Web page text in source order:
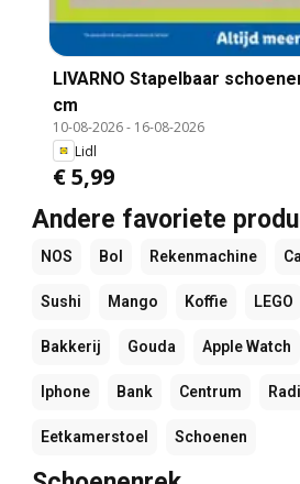
LIVARNO Stapelbaar
cm
10-08-2026- 16-08-2026
Lidl
€ 5,99
Andere favoriete
NOS Bol Rekenmachine
Sushi Mango Koffie LEGO
Bakkerij Gouda Apple Watch
Iphone Bank Centrum
Eetkamerstoel Schoenen